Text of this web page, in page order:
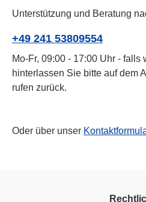
Unterstützung und Beratung
+49 241 53809554
Mo-Fr, 09:00 - 17:00 Uhr - falls
hinterlassen Sie bitte auf dem
rufen zurück.
Oder über unser